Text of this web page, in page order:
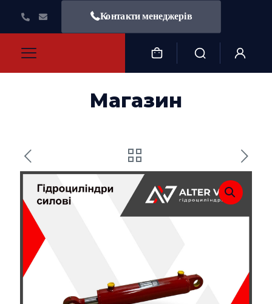
Контакти менеджерів
Магазин